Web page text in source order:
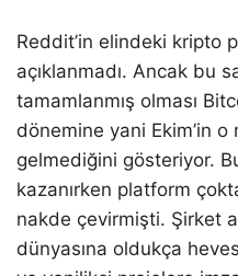
Reddit’in elindeki kripto
açıklanmadı. Ancak bu
tamamlanmış olması
dönemine yani Ekim’in o
gelmediğini gösteriyor.
kazanırken platform
nakde çevirmişti. Şirket
dünyasına oldukça